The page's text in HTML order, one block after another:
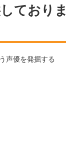
ておりま
声優を発掘する